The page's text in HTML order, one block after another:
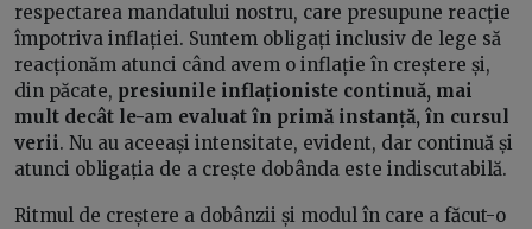
respectarea mandatului nostru, care presupune reacție
împotriva inflației. Suntem obligați inclusiv de lege să
reacționăm atunci când avem o inflație în creștere și,
din păcate, presiunile inflaționiste continuă, mai
mult decât le-am evaluat în primă instanță, în cursul
verii. Nu au aceeași intensitate, evident, dar continuă și
atunci obligația de a crește dobânda este indiscutabilă.
Ritmul de creștere a dobânzii și modul în care a făcut-o